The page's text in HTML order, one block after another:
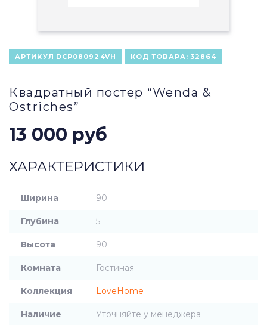
АРТИКУЛ DCP080924VH КОД ТОВАРА: 32864
Квадратный постер “Wenda &
Ostriches”
13 000 руб
ХАРАКТЕРИСТИКИ
Ширина 90
Глубина 5
Высота 90
Комната Гостиная
Коллекция LoveHome
Наличие Уточняйте у менеджера